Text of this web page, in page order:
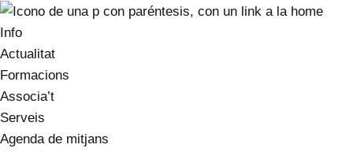
Info
Actualitat
Formacions
Associa’t
Serveis
Agenda de mitjans